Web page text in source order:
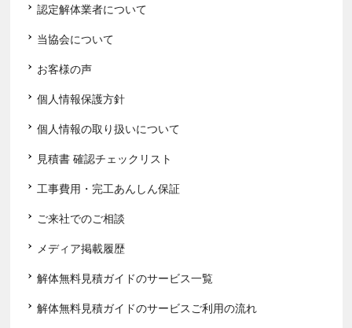
認定解体業者について
当協会について
お客様の声
個人情報保護方針
個人情報の取り扱いについて
見積書 確認チェックリスト
工事費用・完工あんしん保証
ご来社でのご相談
メディア掲載履歴
解体無料見積ガイドのサービス一覧
解体無料見積ガイドのサービスご利用の流れ